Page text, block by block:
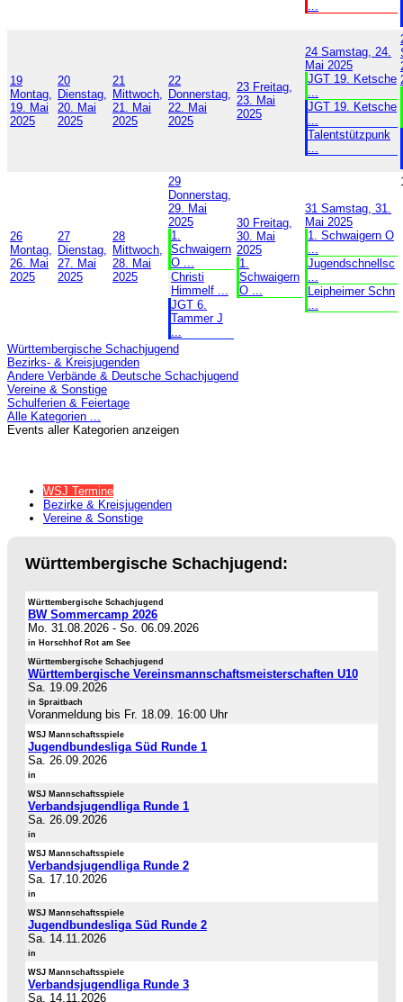
19
Montag,
19. Mai
2025
20
Dienstag,
20. Mai
2025
21
Mittwoch,
21. Mai
2025
22
Donnerstag,
22. Mai
2025
23 Freitag,
23. Mai
2025
24 Samstag, 24.
Mai 2025
JGT 19. Ketsche
JGT 19. Ketsche
Talentstützpunk
26
Montag,
26. Mai
2025
27
Dienstag,
27. Mai
2025
28
Mittwoch,
28. Mai
2025
29
Donnerstag,
29. Mai
2025
1.
Schwaigern
O ...
Christi
Himmelf ...
JGT 6.
Tammer J
30 Freitag,
30. Mai
2025
1.
Schwaigern
O ...
31 Samstag, 31.
Mai 2025
1. Schwaigern O
Jugendschnellsc
Leipheimer Schn
Württembergische Schachjugend
Bezirks- & Kreisjugenden
Andere Verbände & Deutsche Schachjugend
Vereine & Sonstige
Schulferien & Feiertage
Alle Kategorien ...
Events aller Kategorien anzeigen
WSJ Termine
Bezirke & Kreisjugenden
Vereine & Sonstige
Württembergische Schachjugend:
Württembergische Schachjugend
BW Sommercamp 2026
Mo. 31.08.2026 - So. 06.09.2026
in Horschhof Rot am See
Württembergische Schachjugend
Württembergische Vereinsmannschaftsmeisterschaften U10
Sa. 19.09.2026
in Spraitbach
Voranmeldung bis Fr. 18.09. 16:00 Uhr
WSJ Mannschaftsspiele
Jugendbundesliga Süd Runde 1
Sa. 26.09.2026
in
WSJ Mannschaftsspiele
Verbandsjugendliga Runde 1
Sa. 26.09.2026
in
WSJ Mannschaftsspiele
Verbandsjugendliga Runde 2
Sa. 17.10.2026
in
WSJ Mannschaftsspiele
Jugendbundesliga Süd Runde 2
Sa. 14.11.2026
in
WSJ Mannschaftsspiele
Verbandsjugendliga Runde 3
Sa. 14.11.2026